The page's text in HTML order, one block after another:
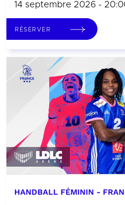
14 septembre 2026 -
RÉSERVER
HANDBALL FÉMININ -